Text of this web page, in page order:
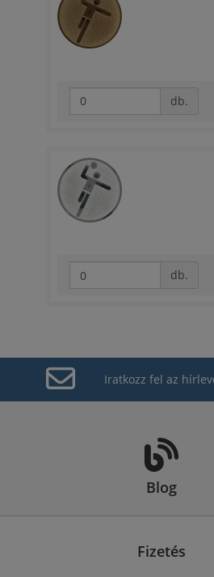
db.
db.
Iratkozz fel az
Blog
Fizetés